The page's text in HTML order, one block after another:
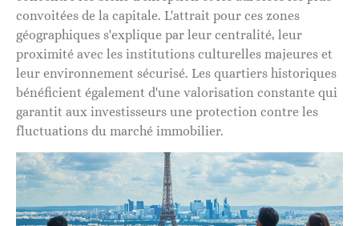
convoitées de la capitale. L'attrait pour ces zones
géographiques s'explique par leur centralité, leur
proximité avec les institutions culturelles majeures et
leur environnement sécurisé. Les quartiers historiques
bénéficient également d'une valorisation constante qui
garantit aux investisseurs une protection contre les
fluctuations du marché immobilier.